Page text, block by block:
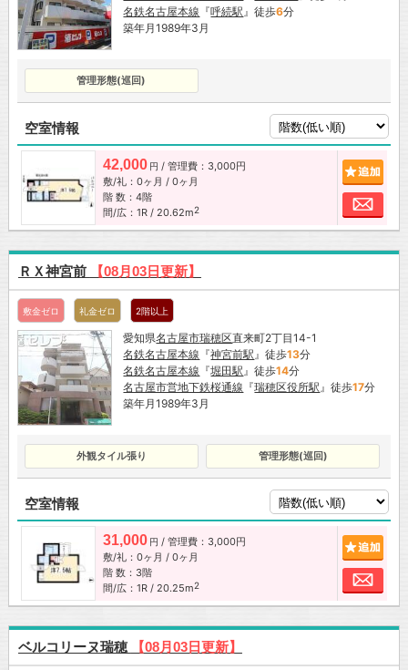
名鉄名古屋本線 『呼続駅』徒歩6分
築年月1989年3月
管理形態(巡回)
空室情報
42,000 円 / 管理費：3,000円
敷/礼：0ヶ月 / 0ヶ月
階 数：4階
間/広：1R / 20.62m2
お
ＲＸ神宮前 【08月03日更新】
敷金ゼロ 礼金ゼロ 2階以上
愛知県名古屋市瑞穂区直来町2丁目14-1
名鉄名古屋本線 『神宮前駅 』徒歩13分
名鉄名古屋本線 『堀田駅 』徒歩14分
名古屋市営地下鉄桜通線 『瑞穂区役所駅 』徒歩17分
築年月1989年3月
外観タイル張り 管理形態(巡回)
空室情報
31,000 円 / 管理費：3,000円
敷/礼：0ヶ月 / 0ヶ月
階 数：3階
間/広：1R / 20.25m2
お
ベルコリーヌ瑞穂 【08月03日更新】